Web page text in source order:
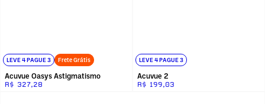
LEVE 4 PAGUE 3 Frete Grátis
Acuvue Oasys Astigmatismo
R$ 327,28
LEVE 4 PAGUE 3
Acuvue 2
R$ 199,03